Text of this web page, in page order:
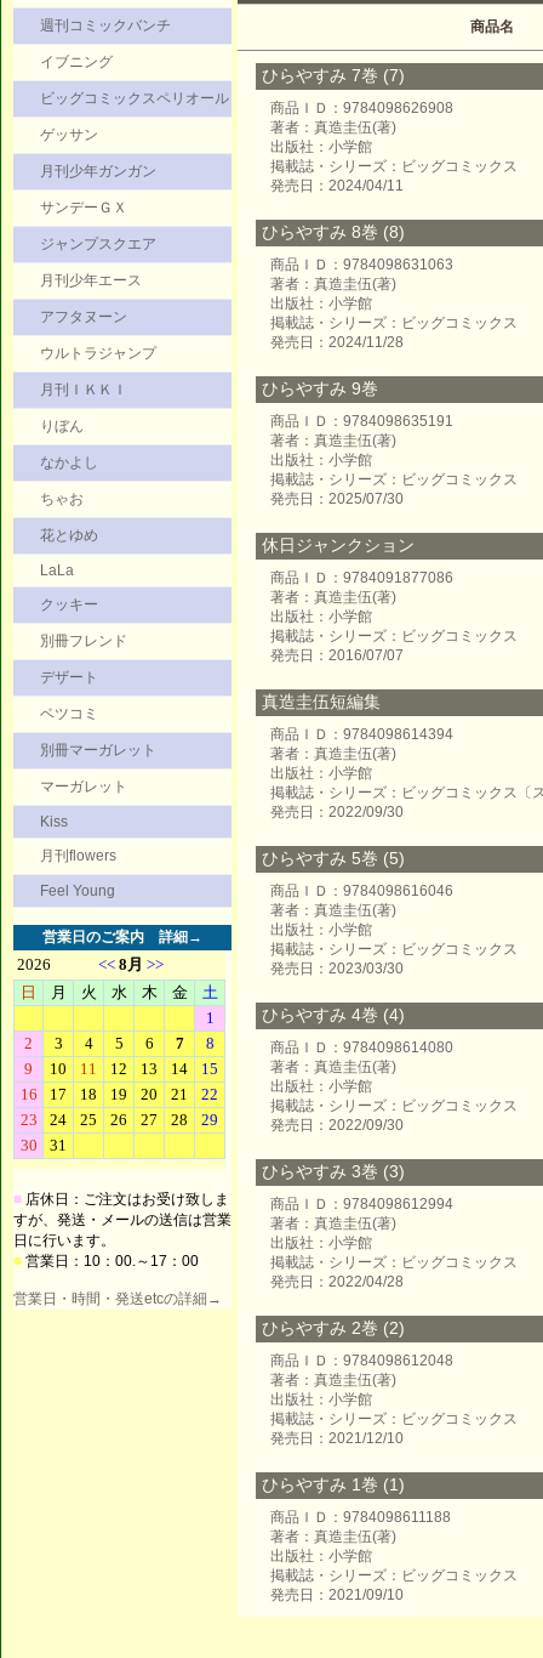
週刊コミックバンチ
イブニング
ビッグコミックスペリオール
ゲッサン
月刊少年ガンガン
サンデーＧＸ
ジャンプスクエア
月刊少年エース
アフタヌーン
ウルトラジャンプ
月刊ＩＫＫＩ
りぼん
なかよし
ちゃお
花とゆめ
LaLa
クッキー
別冊フレンド
デザート
ベツコミ
別冊マーガレット
マーガレット
Kiss
月刊flowers
Feel Young
営業日のご案内 詳細→
■ 店休日：ご注文はお受け致しま
すが、発送・メールの送信は営業
日に行います。
■ 営業日：10：00.～17：00
営業日・時間・発送etcの詳細→
商品名
ひらやすみ 7巻 (7)
商品ＩＤ：9784098626908
著者：真造圭伍(著)
出版社：小学館
掲載誌・シリーズ：ビッグコミックス
発売日：2024/04/11
ひらやすみ 8巻 (8)
商品ＩＤ：9784098631063
著者：真造圭伍(著)
出版社：小学館
掲載誌・シリーズ：ビッグコミックス
発売日：2024/11/28
ひらやすみ 9巻
商品ＩＤ：9784098635191
著者：真造圭伍(著)
出版社：小学館
掲載誌・シリーズ：ビッグコミックス
発売日：2025/07/30
休日ジャンクション
商品ＩＤ：9784091877086
著者：真造圭伍(著)
出版社：小学館
掲載誌・シリーズ：ビッグコミックス
発売日：2016/07/07
真造圭伍短編集
商品ＩＤ：9784098614394
著者：真造圭伍(著)
出版社：小学館
掲載誌・シリーズ：ビッグコミックス〔
発売日：2022/09/30
ひらやすみ 5巻 (5)
商品ＩＤ：9784098616046
著者：真造圭伍(著)
出版社：小学館
掲載誌・シリーズ：ビッグコミックス
発売日：2023/03/30
ひらやすみ 4巻 (4)
商品ＩＤ：9784098614080
著者：真造圭伍(著)
出版社：小学館
掲載誌・シリーズ：ビッグコミックス
発売日：2022/09/30
ひらやすみ 3巻 (3)
商品ＩＤ：9784098612994
著者：真造圭伍(著)
出版社：小学館
掲載誌・シリーズ：ビッグコミックス
発売日：2022/04/28
ひらやすみ 2巻 (2)
商品ＩＤ：9784098612048
著者：真造圭伍(著)
出版社：小学館
掲載誌・シリーズ：ビッグコミックス
発売日：2021/12/10
ひらやすみ 1巻 (1)
商品ＩＤ：9784098611188
著者：真造圭伍(著)
出版社：小学館
掲載誌・シリーズ：ビッグコミックス
発売日：2021/09/10